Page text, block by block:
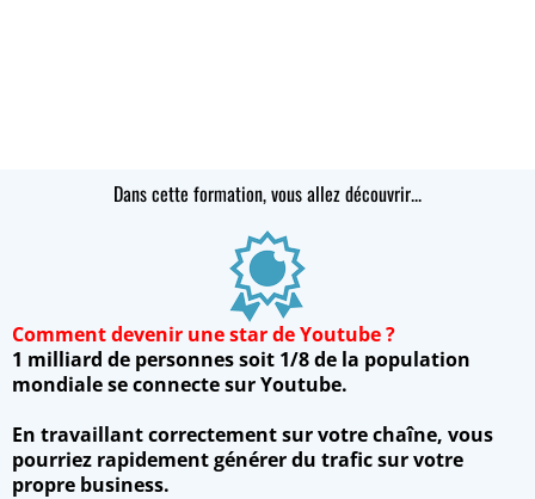
Dans cette formation, vous allez découvrir...
Comment devenir une star de Youtube ?
1 milliard de personnes soit 1/8 de la population
mondiale se connecte sur Youtube.
En travaillant correctement sur votre chaîne, vous
pourriez rapidement générer du trafic sur votre
propre business.